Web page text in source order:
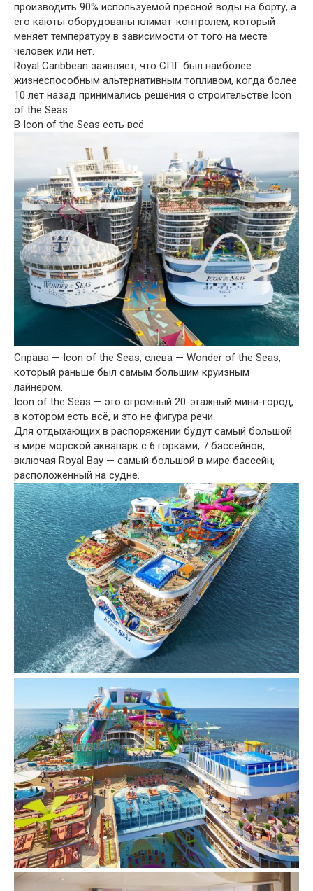
производить 90% используемой пресной воды на борту, а
его каюты оборудованы климат-контролем, который
меняет температуру в зависимости от того на месте
человек или нет.
Royal Caribbean заявляет, что СПГ был наиболее
жизнеспособным альтернативным топливом, когда более
10 лет назад принимались решения о строительстве Icon
of the Seas.
В Icon of the Seas есть всё
Справа — Icon of the Seas, слева — Wonder of the Seas,
который раньше был самым большим круизным
лайнером.
Icon of the Seas — это огромный 20-этажный мини-город,
в котором есть всё, и это не фигура речи.
Для отдыхающих в распоряжении будут самый большой
в мире морской аквапарк с 6 горками, 7 бассейнов,
включая Royal Bay — самый большой в мире бассейн,
расположенный на судне.